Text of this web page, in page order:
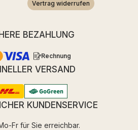
Vertrag widerrufen
BEZAHLUNG
Rechnung
VERSAND
KUNDENSERVICE
Fr für Sie erreichbar.